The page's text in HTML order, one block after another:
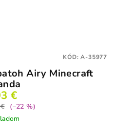
Airy Minecraft
€
(–22 %)
KÓD:A-35977